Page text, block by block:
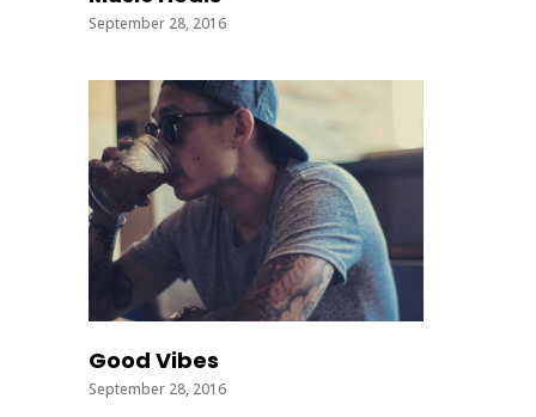
September 28, 2016
Good Vibes
September 28, 2016